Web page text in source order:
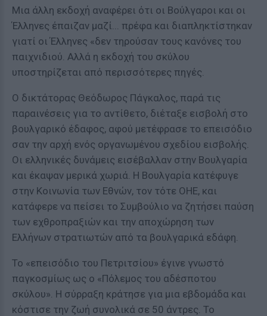
Μια άλλη εκδοχή αναφέρει ότι οι Βούλγαροι και οι
Έλληνες έπαιζαν μαζί... πρέφα και διαπληκτίστηκαν
γιατί οι Έλληνες «δεν τηρούσαν τους κανόνες του
παιχνιδιού. Αλλά η εκδοχή του σκύλου
υποστηρίζεται από περισσότερες πηγές.
Ο δικτάτορας Θεόδωρος Πάγκαλος, παρά τις
παραινέσεις για το αντίθετο, διέταξε εισβολή στο
βουλγαρικό έδαφος, αφού μετέφρασε το επεισόδιο
σαν την αρχή ενός οργανωμένου σχεδίου εισβολής.
Οι ελληνικές δυνάμεις εισέβαλλαν στην Βουλγαρία
και έκαψαν μερικά χωριά. Η Βουλγαρία κατέφυγε
στην Κοινωνία των Εθνών, τον τότε ΟΗΕ, και
κατάφερε να πείσει το Συμβούλιο να ζητήσει παύση
των εχθροπραξιών και την αποχώρηση των
Ελλήνων στρατιωτών από τα βουλγαρικά εδάφη.
Το «επεισόδιο του Πετριτσίου» έγινε γνωστό
παγκοσμίως ως ο «Πόλεμος του αδέσποτου
σκύλου». Η σύρραξη κράτησε για μια εβδομάδα και
κόστισε την ζωή συνολικά σε 50 άντρες. Το